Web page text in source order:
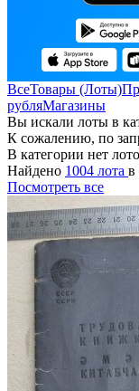
ВсеТовары (Лоты)
рубляМагазины
Вы искали лоты в
К сожалению, по
В категории нет
Найдено 1004 лота в
Посмотреть все